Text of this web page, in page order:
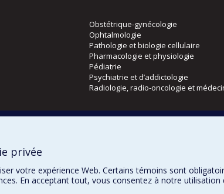
Obstétrique-gynécologie
Ophtalmologie
Pathologie et biologie cellulaire
Pharmacologie et physiologie
Pédiatrie
Psychiatrie et d’addictologie
Radiologie, radio-oncologie et
privée
votre expérience Web. Certains témoins sont
En acceptant tout, vous consentez à notre